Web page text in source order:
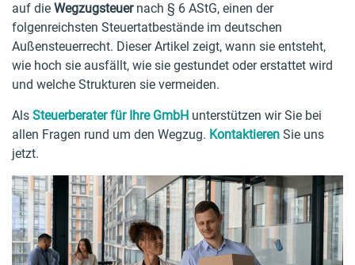
auf die Wegzugsteuernach § 6 AStG, einen der
folgenreichsten Steuertatbestände im deutschen
Außensteuerrecht. Dieser Artikel zeigt, wann sie entsteht,
wie hoch sie ausfällt, wie sie gestundet oder erstattet wird
und welche Strukturen sie vermeiden.
Als Steuerberater für Ihre GmbH unterstützen wir Sie bei
allen Fragen rund um den Wegzug. Kontaktieren Sie uns
jetzt.